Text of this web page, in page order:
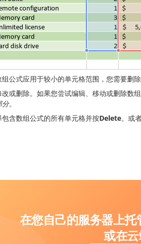
公式应用于较小的单元格范围，您需要删
或删除。如果您尝试编辑、移动或删除数
分。
含数组公式的所有单元格并按Delete。或
在您自己的服务器上托
或在